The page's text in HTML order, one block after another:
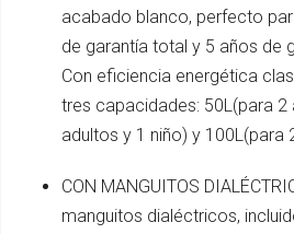
acabado blanco, perfecto
de garantía total y 5 años de
Con eficiencia energética
tres capacidades: 50L(para 2
adultos y 1 niño) y 100L(para
CON MANGUITOS
manguitos dialéctricos,